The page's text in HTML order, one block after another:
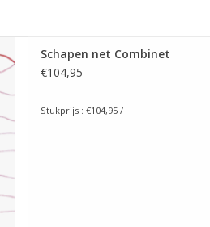
Schapen net Combinet
€104,95
Stukprijs : €104,95 /